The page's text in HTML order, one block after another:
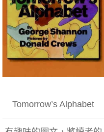
Tomorrow’s Alphabet